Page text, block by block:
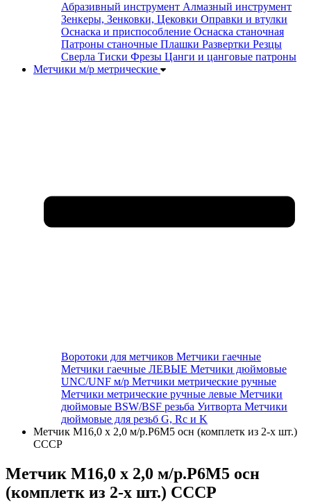
Абразивный инструмент Алмазный инструмент
Зенкеры, Зенковки, Цековки Оправки и втулки
Оснаска и приспособление Оснаска станочная
Патроны станочные Плашки Развертки Резцы
Сверла Тиски Фрезы Цанги и цанговые патроны
Метчики м/р метрические
Воротоки для метчиков Метчики гаечные
Метчики гаечные ЛЕВЫЕ Метчики дюймовые
UNC/UNF м/р Метчики метрические ручные
Метчики метрические ручные левые Метчики
дюймовые BSW/BSF резьба Уитворта Метчики
дюймовые для резьб G, Rc и K
Метчик М16,0 х 2,0 м/р.Р6М5 осн (комплетк из 2-х шт.)
СССР
Метчик М16,0 х 2,0 м/р.Р6М5 осн
(комплетк из 2-х шт.) СССР